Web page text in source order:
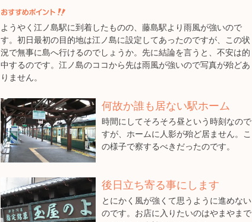
ようやく江ノ島駅に到着したものの、藤島駅より雨風が強いので
す。初日最初の目的地は江ノ島に設定してあったのですが、この状
況で無事に島へ行けるのでしょうか。先に結論を言うと、不安は的
中するのです。江ノ島のココから先は雨風が強いので写真が殆どあ
りません。
何故か誰も居ない駅ホーム
時間にしてそろそろ昼という時刻なので
すが、ホームに人影が殆ど居ません。こ
の様子で察するべきだったのです。
後日立ち寄る事にします
とにかく風が強くて思うように進めない
のです。お店に入りたいのはやまやまで